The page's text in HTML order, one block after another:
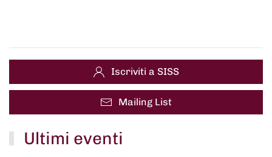
Iscriviti a SISS
Mailing List
Ultimi eventi